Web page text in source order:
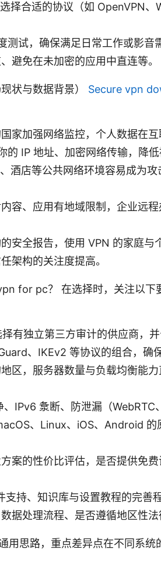
择合适的协议（如 OpenVPN、
试，确保满足日常工作或影音
避免在未加密的应用中直连等。
状与数据背景） Secure vpn
家加强网络监控，个人数据在
IP 地址、加密网络传输，降低
酒店等公共网络环境容易成为
容、应用有地域限制，企业远
安全报告，使用 VPN 的家庭与
架构的关注度提高。
for pc？ 在选择时，关注以下
有独立第三方审计的供应商，并
、IKEv2 等协议的组合，确
区，服务器数量与负载均衡能
IPv6 洜断、防泄漏（WebRTC
、Linux、iOS、Android 的
案的性价比评估，是否提供免
持、知识库与设置教程的完善程
据处理流程、是否遵循地区性法
思路，重点差异点在不同系统